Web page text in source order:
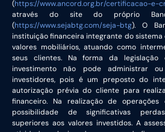
(https://www.ancord.org.br/certificacao-e-
através do site do próprio
(https://www.sejabtg.com/seja-btg). O
instituição financeira integrante do
valores mobiliários, atuando como
seus clientes. Na forma da
investimento não pode administrar
investidores, pois é um preposto do
autorização prévia do cliente para
financeiro. Na realização de
possibilidade de significativas
superiores aos valores investidos. A